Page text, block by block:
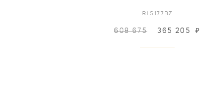
RL5177BZ
608 675 365 205 ₽